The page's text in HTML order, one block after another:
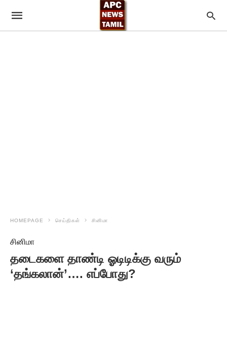
HOMEPAGE செய்திகள் சினிமா
சினிமா
தடைகளை தாண்டி ஓடிடிக்கு வரும்
‘தங்கலான்’…. எப்போது?